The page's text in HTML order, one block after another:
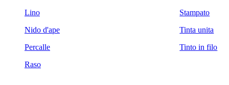
Lino
Nido d'ape
Percalle
Raso
Stampato
Tinta unita
Tinto in filo